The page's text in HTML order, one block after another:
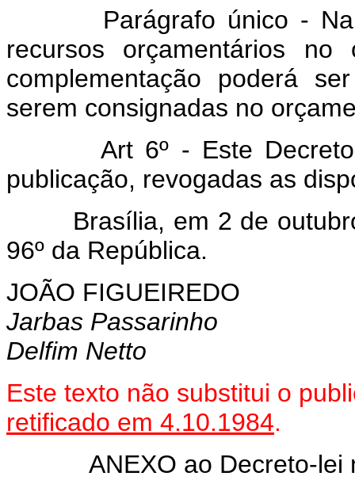
Parágrafo único - Na
recursos orçamentários
complementação poderá
serem consignadas no
Art 6º - Este Decreto-
publicação, revogadas as
Brasília, em 2 de outubro
96º da República.
JOÃO FIGUEIREDO
Jarbas Passarinho
Delfim Netto
Este texto não substitui o
retificado em 4.10.1984.
ANEXO ao Decreto-lei